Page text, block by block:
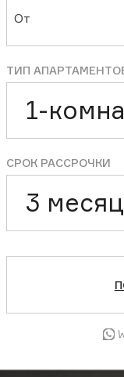
От
ТИП
1-
СРОК РАССРОЧКИ
3